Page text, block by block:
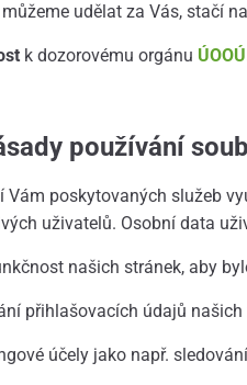
udělat za Vás, stačí
k dozorovému orgánu
používání
Vám poskytovaných služeb
uživatelů. Osobní data
našich stránek, aby
přihlašovacích údajů
účely jako např.